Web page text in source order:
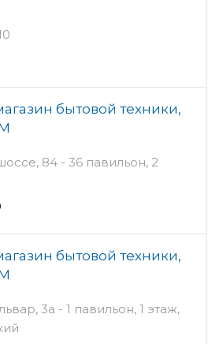
бытовой техники,
84 - 36 павильон, 2
бытовой техники,
3а - 1 павильон, 1 этаж,